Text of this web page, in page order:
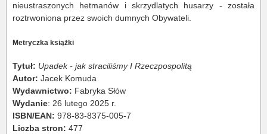
nieustraszonych hetmanów i skrzydlatych husarzy - została
roztrwoniona przez swoich dumnych Obywateli.
Metryczka książki
Tytuł: Upadek - jak straciliśmy I Rzeczpospolitą
Autor: Jacek Komuda
Wydawnictwo: Fabryka Słów
Wydanie: 26 lutego 2025 r.
ISBN/EAN: 978-83-8375-005-7
Liczba stron: 477